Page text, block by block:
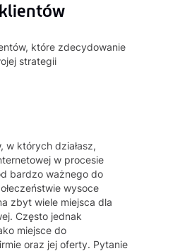
które zdecydowanie
strategii
w których działasz,
w procesie
bardzo ważnego do
wysoce
zbyt wiele miejsca dla
Często jednak
miejsce do
oraz jej oferty. Pytanie